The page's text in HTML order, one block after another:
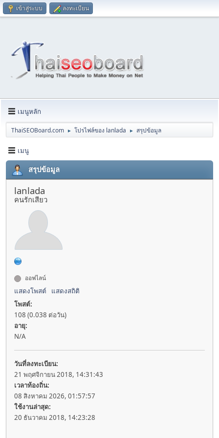
เข้าสู่ระบบ ลงทะเบียน
เมนูหลัก
ThaiSEOBoard.com ► โปรไฟล์ของ lanlada ► สรุปข้อมูล
เมนู
สรุปข้อมูล
lanlada
คนรักเสียว
ออฟไลน์
แสดงโพสต์
แสดงสถิติ
โพสต์:
108 (0.038 ต่อวัน)
อายุ:
N/A
วันที่ลงทะเบียน:
21 พฤศจิกายน 2018, 14:31:43
เวลาท้องถิ่น:
08 สิงหาคม 2026, 01:57:57
ใช้งานล่าสุด:
20 ธันวาคม 2018, 14:23:28